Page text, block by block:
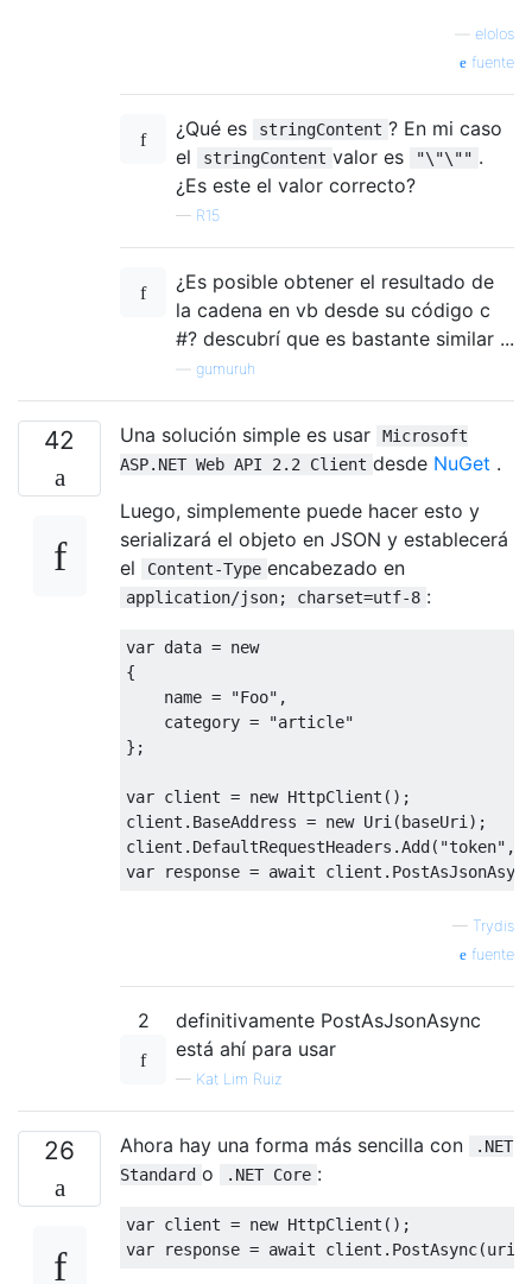
elolos
fuente
¿Qué es stringContent ? En mi caso
el
stringContent valor es "\"\"" .
¿Es este el valor correcto?
— R15
¿Es posible obtener el resultado de
la cadena en vb desde su código c
#? descubrí que es bastante similar ...
gumuruh
42 Una solución simple es usar
Microsoft
ASP.NET Web API 2.2 Client desde NuGet .
Luego, simplemente puede hacer esto y
serializará el objeto en JSON y establecerá
el
Content-Type encabezado en
application/json; charset=utf-8 :
var data = new
{
    name =
"Foo" ,
    category =
"article"
};
var client = new HttpClient();
client.BaseAddress = new Uri(baseUri);
client.DefaultRequestHeaders.Add( "token"
var response = await
— Trydis
fuente
2
definitivamente PostAsJsonAsync
está ahí para usar
— Kat Lim Ruiz
26 Ahora hay una forma más sencilla con
.NET
Standard o .NET Core :
var client = new
var response = await client.PostAsync(uri,